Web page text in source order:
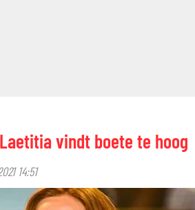
vindt boete te hoog
14:51